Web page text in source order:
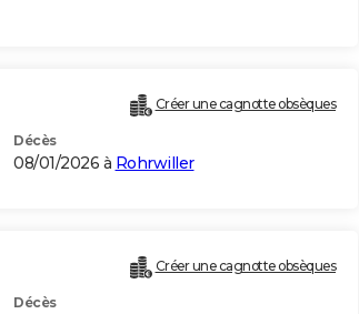
Créer une cagnotte obsèques
Décès
08/01/2026 à Rohrwiller
Créer une cagnotte obsèques
Décès